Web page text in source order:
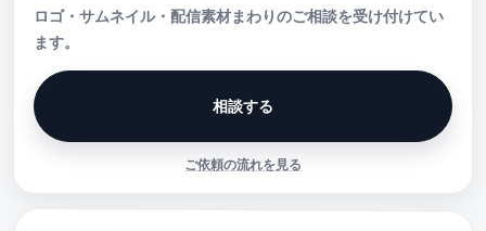
ロゴ・サムネイル・配信素材まわりのご相談を受け付けてい
ます。
相談する
ご依頼の流れを見る